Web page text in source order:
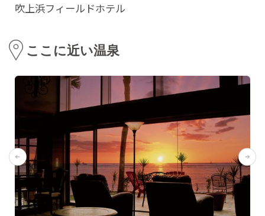
吹上浜フィールドホテル
ここに近い温泉